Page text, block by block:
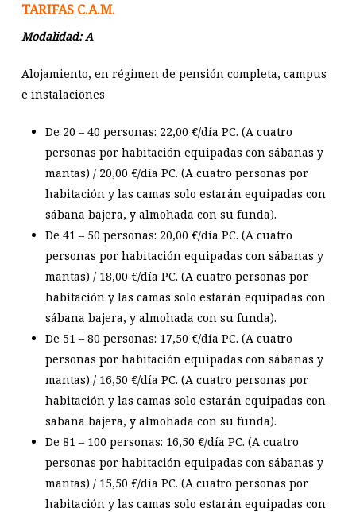
TARIFAS C.A.M.
Modalidad: A
Alojamiento, en régimen de pensión completa, campus
e instalaciones
De 20 – 40 personas: 22,00 €/día PC. (A cuatro
personas por habitación equipadas con sábanas y
mantas) / 20,00 €/día PC. (A cuatro personas por
habitación y las camas solo estarán equipadas con
sábana bajera, y almohada con su funda).
De 41 – 50 personas: 20,00 €/día PC. (A cuatro
personas por habitación equipadas con sábanas y
mantas) / 18,00 €/día PC. (A cuatro personas por
habitación y las camas solo estarán equipadas con
sábana bajera, y almohada con su funda).
De 51 – 80 personas: 17,50 €/día PC. (A cuatro
personas por habitación equipadas con sábanas y
mantas) / 16,50 €/día PC. (A cuatro personas por
habitación y las camas solo estarán equipadas con
sabana bajera, y almohada con su funda).
De 81 – 100 personas: 16,50 €/día PC. (A cuatro
personas por habitación equipadas con sábanas y
mantas) / 15,50 €/día PC. (A cuatro personas por
habitación y las camas solo estarán equipadas con